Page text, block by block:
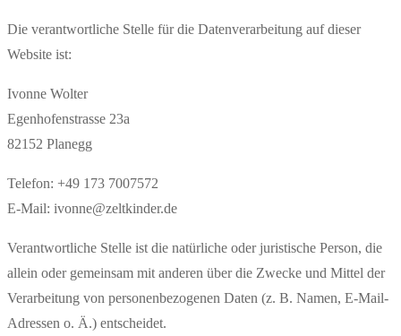
Die verantwortliche Stelle für die Datenverarbeitung auf dieser
Website ist:
Ivonne Wolter
Egenhofenstrasse 23a
82152 Planegg
Telefon: +49 173 7007572
E-Mail: ivonne@zeltkinder.de
Verantwortliche Stelle ist die natürliche oder juristische Person, die
allein oder gemeinsam mit anderen über die Zwecke und Mittel der
Verarbeitung von personenbezogenen Daten (z. B. Namen, E-Mail-
Adressen o. Ä.) entscheidet.